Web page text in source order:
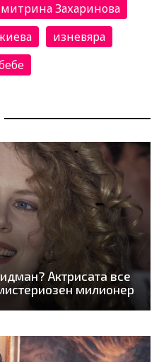
Захаринова
изневяра
Актрисата все
милионер